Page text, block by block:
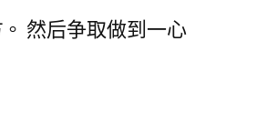
然后争取做到一心